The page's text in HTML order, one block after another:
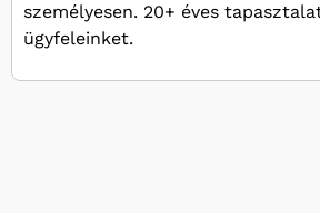
személyesen. 20+ éves
ügyfeleinket.